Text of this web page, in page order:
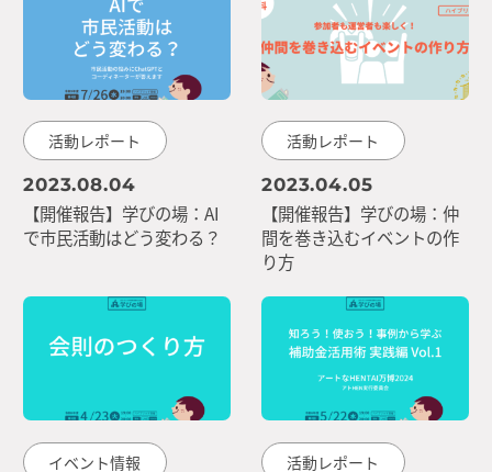
活動レポート
2023.08.04
【開催報告】学びの場：AI
で市民活動はどう変わる？
活動レポート
2023.04.05
【開催報告】学びの場：仲
間を巻き込むイベントの作
り方
イベント情報
活動レポート